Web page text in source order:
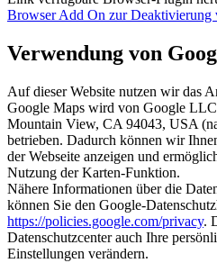
Browser Add On zur Deaktivierung
Verwendung von
Auf dieser Website nutzen wir das
Google Maps wird von Google
Mountain View, CA 94043, USA
betrieben. Dadurch können wir
der Webseite anzeigen und
Nutzung der Karten-Funktion.
Nähere Informationen über die
können Sie den Google-
https://policies.google.com/privacy.
Datenschutzcenter auch Ihre
Einstellungen verändern.